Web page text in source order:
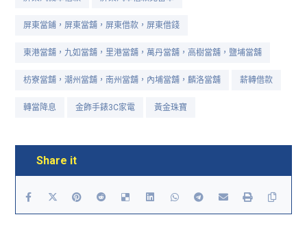
屏東當鋪，屏東當舖，屏東借款，屏東借錢
東港當舖，九如當舖，里港當舖，萬丹當舖，高樹當舖，鹽埔當舖
枋寮當舖，潮州當舖，南州當舖，內埔當舖，麟洛當舖 薪轉借款
轉當降息 金飾手錶3C家電 黃金珠寶